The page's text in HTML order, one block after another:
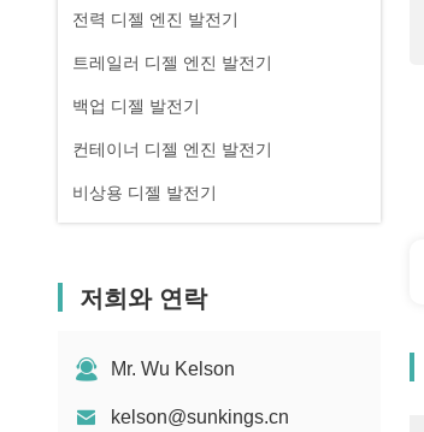
전력 디젤 엔진 발전기
트레일러 디젤 엔진 발전기
백업 디젤 발전기
컨테이너 디젤 엔진 발전기
비상용 디젤 발전기
저희와 연락
Mr. Wu Kelson
kelson@sunkings.cn